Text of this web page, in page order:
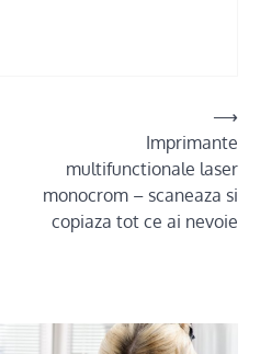
Imprimante
multifunctionale laser
monocrom – scaneaza si
copiaza tot ce ai nevoie
⟶